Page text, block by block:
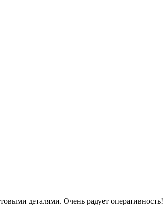
деталями. Очень радует оперативность!